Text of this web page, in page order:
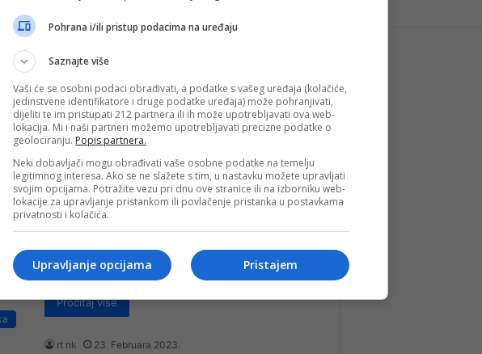
demokratske akcije u emisiji…
Pročitaj više
nkglavni 8. Marta 2023.
Bakir Izetbegović o odluci
Senata: Sarajevska, naročito ne
politika iz Zagreba, nemaju šta
tražiti na UNSA; konačnu riječ će
dati sud
demokratske akcije (SDA), oglasio se danas u vezi s
posljednjim dešavanjima i odlukom Senata…
Pročitaj više
rt nk 23. Februara 2023.
Pohrana i/ili pristup podacima na uređaju
Saznajte više
Vaši će se osobni podaci obrađivati, a podatke s vašeg uređaja (kolačiće,
jedinstvene identifikatore i druge podatke uređaja) može pohranjivati,
dijeliti te im pristupati 212 partnera ili ih može upotrebljavati ova web-
lokacija. Mi i naši partneri možemo upotrebljavati precizne podatke o
geolociranju. Popis partnera.
Neki dobavljači mogu obrađivati vaše osobne podatke na temelju
legitimnog interesa. Ako se ne slažete s tim, u nastavku možete upravljati
svojim opcijama. Potražite vezu pri dnu ove stranice ili na izborniku web-
lokacije za upravljanje pristankom ili povlačenje pristanka u postavkama
privatnosti i kolačića.
Pristajem
Upravljanje opcijama